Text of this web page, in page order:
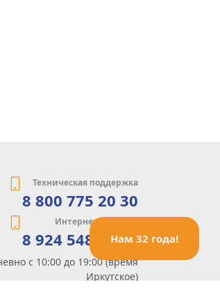
Нам 32 года!
Техническая поддержка
8 800 775 20 30
Интернет-магазин
8 924 548 85 07
с 10:00 до 19:00 (время
Иркутское)